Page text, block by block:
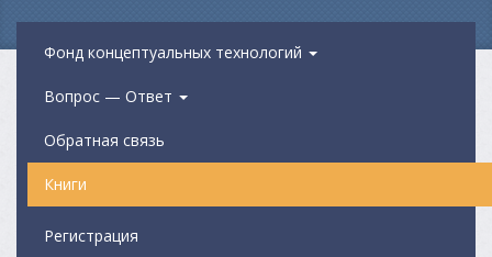
Фонд концептуальных технологий
Вопрос — Ответ
Обратная связь
Книги
Регистрация